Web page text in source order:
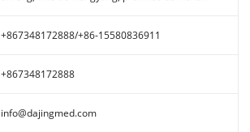
+867348172888/+86-15580836911
+867348172888
info@dajingmed.com